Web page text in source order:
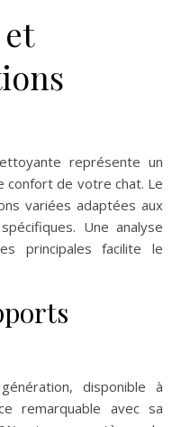
représente un
confort de votre chat. Le
variées adaptées aux
Une analyse
principales facilite le
disponible à
remarquable avec sa